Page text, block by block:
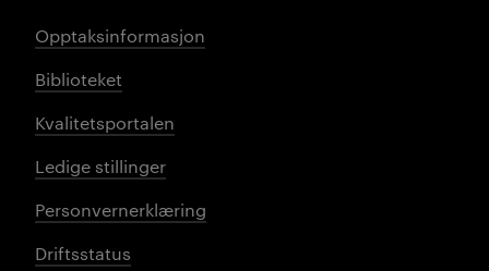
Opptaksinformasjon
Biblioteket
Kvalitetsportalen
Ledige stillinger
Personvernerklæring
Driftsstatus